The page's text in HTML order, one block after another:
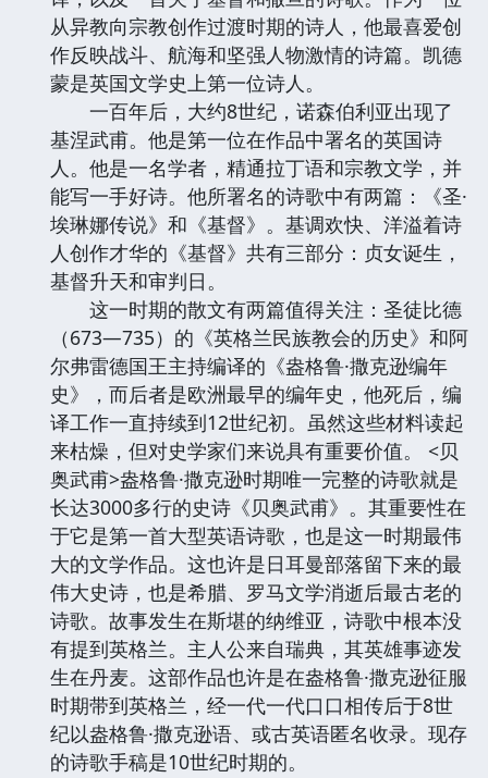
从异教向宗教创作过渡时期的诗人，他最喜爱创
作反映战斗、航海和坚强人物激情的诗篇。凯德
蒙是英国文学史上第一位诗人。
一百年后，大约8世纪，诺森伯利亚出现了
基涅武甫。他是第一位在作品中署名的英国诗
人。他是一名学者，精通拉丁语和宗教文学，并
能写一手好诗。他所署名的诗歌中有两篇：《圣·
埃琳娜传说》和《基督》。基调欢快、洋溢着诗
人创作才华的《基督》共有三部分：贞女诞生，
基督升天和审判日。
这一时期的散文有两篇值得关注：圣徒比德
（673—735）的《英格兰民族教会的历史》和阿
尔弗雷德国王主持编译的《盎格鲁·撒克逊编年
史》，而后者是欧洲最早的编年史，他死后，编
译工作一直持续到12世纪初。虽然这些材料读起
来枯燥，但对史学家们来说具有重要价值。 <贝
奥武甫>盎格鲁·撒克逊时期唯一完整的诗歌就是
长达3000多行的史诗《贝奥武甫》。其重要性在
于它是第一首大型英语诗歌，也是这一时期最伟
大的文学作品。这也许是日耳曼部落留下来的最
伟大史诗，也是希腊、罗马文学消逝后最古老的
诗歌。故事发生在斯堪的纳维亚，诗歌中根本没
有提到英格兰。主人公来自瑞典，其英雄事迹发
生在丹麦。这部作品也许是在盎格鲁·撒克逊征服
时期带到英格兰，经一代一代口口相传后于8世
纪以盎格鲁·撒克逊语、或古英语匿名收录。现存
的诗歌手稿是10世纪时期的。